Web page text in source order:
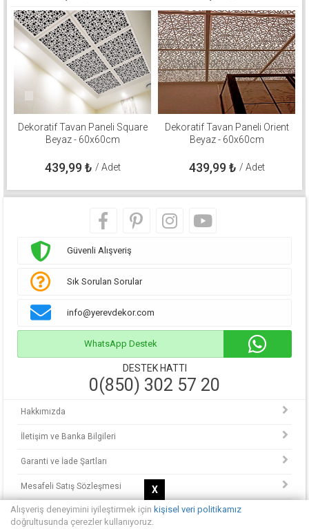
Dekoratif Tavan Paneli Square
Beyaz - 60x60cm
439,99₺ / Adet
Dekoratif Tavan Paneli Orient
Beyaz - 60x60cm
439,99₺ / Adet
Güvenli Alışveriş
Sık Sorulan Sorular
info@yerevdekor.com
WhatsApp Destek
DESTEK HATTI
0(850) 302 57 20
Hakkımızda
İletişim ve Banka Bilgileri
Garanti ve İade Şartları
Mesafeli Satış Sözleşmesi
KVKK Politikası
Alışveriş deneyimini iyileştirmek için kişisel veri politikamız
doğrultusunda çerezler kullanıyoruz.
X